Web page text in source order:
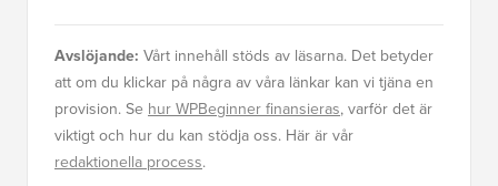
Avslöjande: Vårt innehåll stöds av läsarna. Det betyder
att om du klickar på några av våra länkar kan vi tjäna en
provision. Se hur WPBeginner finansieras, varför det är
viktigt och hur du kan stödja oss. Här är vår
redaktionella process.